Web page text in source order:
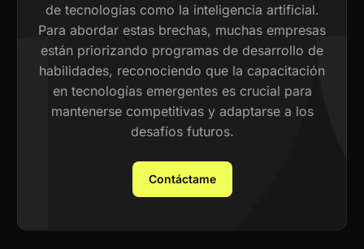
de tecnologías como la inteligencia artificial.
Para abordar estas brechas, muchas empresas
están priorizando programas de desarrollo de
habilidades, reconociendo que la capacitación
en tecnologías emergentes es crucial para
mantenerse competitivas y adaptarse a los
desafíos futuros.
Contáctame